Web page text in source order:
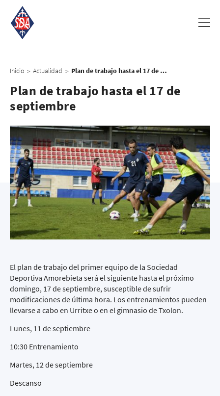
Inicio > Actualidad > Plan de trabajo hasta el 17 de septiembre
Plan de trabajo hasta el 17 de
septiembre
El plan de trabajo del primer equipo de la Sociedad
Deportiva Amorebieta será el siguiente hasta el próximo
domingo, 17 de septiembre, susceptible de sufrir
modificaciones de última hora. Los entrenamientos pueden
llevarse a cabo en Urritxe o en el gimnasio de Txolon.
Lunes, 11 de septiembre
10:30 Entrenamiento
Martes, 12 de septiembre
Descanso